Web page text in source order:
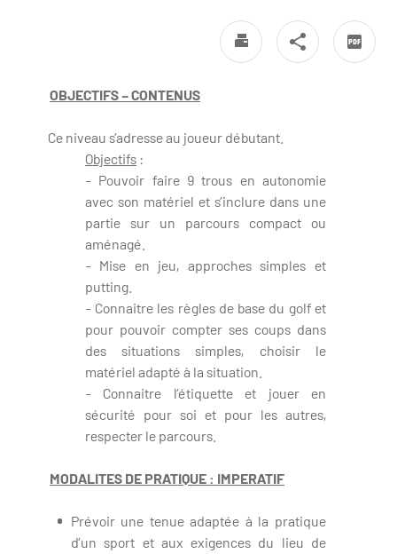
OBJECTIFS – CONTENUS
Ce niveau s’adresse au joueur débutant.
Objectifs :
- Pouvoir faire 9 trous en autonomie
avec son matériel et s’inclure dans une
partie sur un parcours compact ou
aménagé.
- Mise en jeu, approches simples et
putting.
- Connaitre les règles de base du golf et
pour pouvoir compter ses coups dans
des situations simples, choisir le
matériel adapté à la situation.
- Connaitre l’étiquette et jouer en
sécurité pour soi et pour les autres,
respecter le parcours.
MODALITES DE PRATIQUE : IMPERATIF
Prévoir une tenue adaptée à la pratique
d’un sport et aux exigences du lieu de